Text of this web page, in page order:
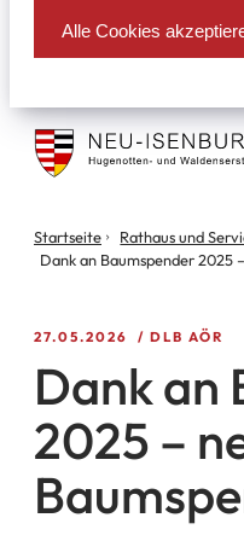
Alle Cookies
Stadt
Neu
Isenburg
Sie
befinden
Startseite Rathaus und
Dank an Baumspender 2025
27.05.2026 DLB AÖR
Dank an
2025 –